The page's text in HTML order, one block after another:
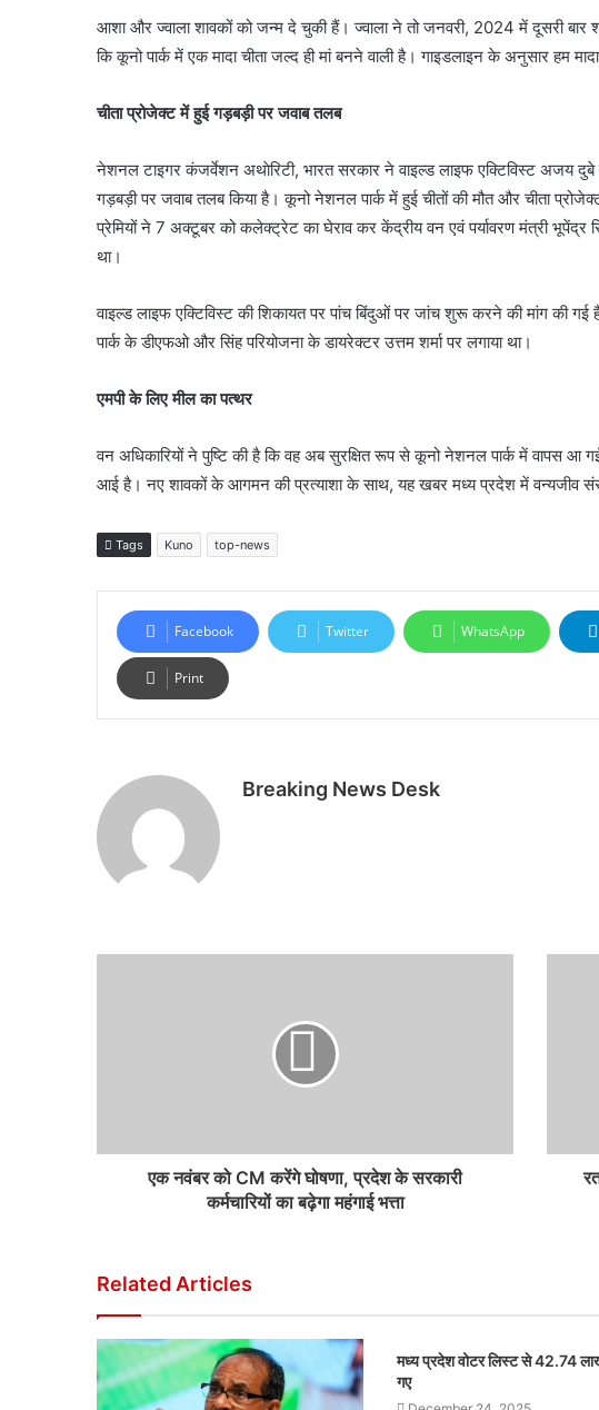
आशा और ज्वाला शावकों को जन्म दे चुकी हैं। ज्वाला ने तो जनवरी, 2024 में दूसरी
कि कूनो पार्क में एक मादा चीता जल्द ही मां बनने वाली है। गाइडलाइन के अनुसार हम
चीता प्रोजेक्ट में हुई गड़बड़ी पर जवाब तलब
नेशनल टाइगर कंजर्वेशन अथाेरिटी, भारत सरकार ने वाइल्ड लाइफ एक्टिविस्ट अजय
गड़बड़ी पर जवाब तलब किया है। कूनो नेशनल पार्क में हुई चीतों की मौत और चीता
प्रेमियों ने 7 अक्टूबर को कलेक्ट्रेट का घेराव कर केंद्रीय वन एवं पर्यावरण मंत्री भूपेंद्र
था।
वाइल्ड लाइफ एक्टिविस्ट की शिकायत पर पांच बिंदुओं पर जांच शुरू करने की मांग की
पार्क के डीएफओ और सिंह परियोजना के डायरेक्टर उत्तम शर्मा पर लगाया था।
एमपी के लिए मील का पत्थर
वन अधिकारियों ने पुष्टि की है कि वह अब सुरक्षित रूप से कूनो नेशनल पार्क में वापस आ
आई है। नए शावकों के आगमन की प्रत्याशा के साथ, यह खबर मध्य प्रदेश में वन्यजीव
Tags Kuno top-news
Facebook Twitter WhatsApp
Print
Breaking News Desk
एक नवंबर को CM करेंगे घोषणा, प्रदेश के सरकारी
कर्मचारियों का बढ़ेगा महंगाई भत्ता
Related Articles
मध्य प्रदेश वोटर लिस्ट से 42.74
गए